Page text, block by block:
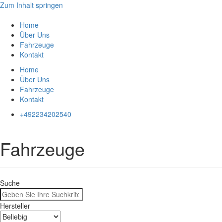
Zum Inhalt springen
Home
Über Uns
Fahrzeuge
Kontakt
Home
Über Uns
Fahrzeuge
Kontakt
+492234202540
Fahrzeuge
Suche
Hersteller